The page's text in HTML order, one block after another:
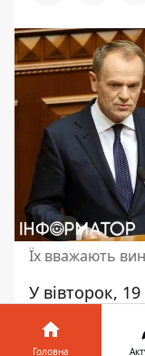
Їх вважають
У вівторок,
Польщі
державних
Головна